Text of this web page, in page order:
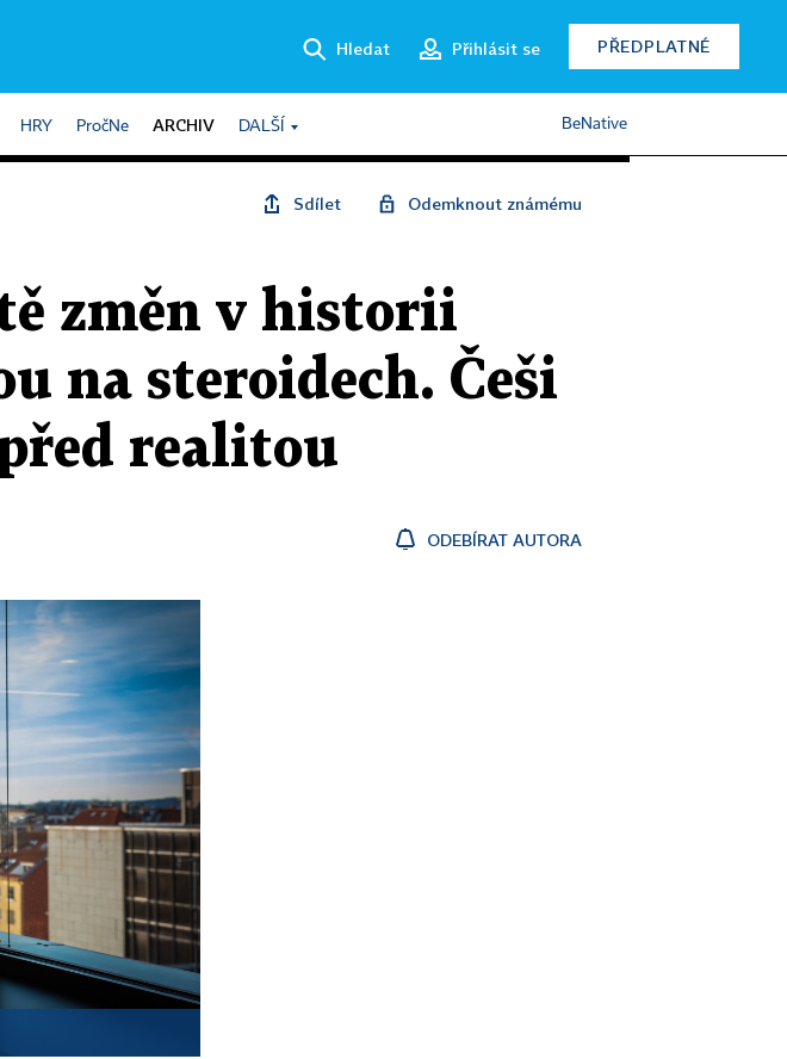
Hledat Přihlásit se PŘEDPLATNÉ
HRY PročNe ARCHIV DALŠÍ BeNative
Sdílet Odemknout známému
změn v historii
na steroidech. Češi
realitou
ODEBÍRAT AUTORA